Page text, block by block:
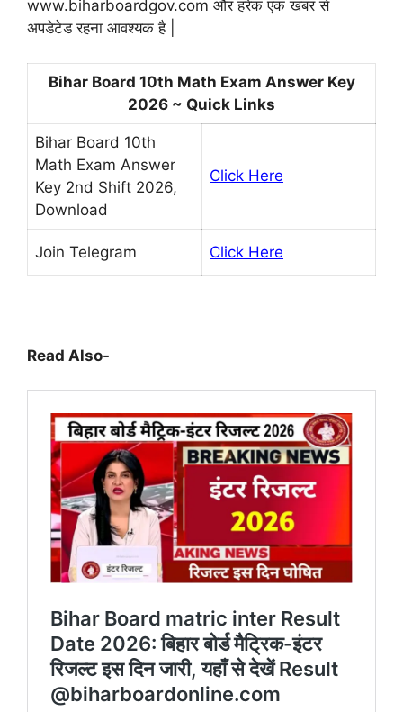
www.biharboardgov.com और हरेक एक खबर से
अपडेटेड रहना आवश्यक है |
Bihar Board 10th Math Exam Answer Key
2026 ~ Quick Links
Bihar Board 10th
Math Exam Answer
Key 2nd Shift 2026,
Download
Click Here
Join Telegram Click Here
Read Also-